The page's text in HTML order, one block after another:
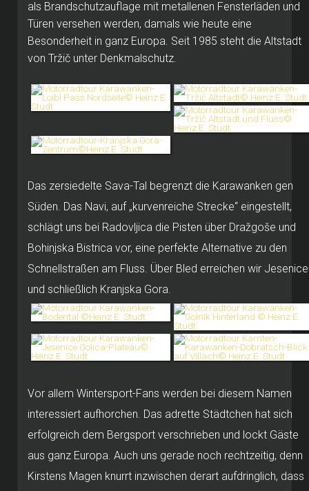
als Brandschutzauflage mit metallenen Fensterläden und
Türen versehen werden, damals wie heute eine
Besonderheit in ganz Europa. Seit 1985 steht die Altstadt
von Tržič unter Denkmalschutz.
Das zersiedelte Sava-Tal begrenzt die Karawanken gen
Süden. Das Navi, auf „kurvenreiche Strecke“ eingestellt,
schlägt uns bei Radovljica die Pisten über Dražgoše und
Bohinjska Bistrica vor, eine perfekte Alternative zu den
Schnellstraßen am Fluss. Über Bled erreichen wir Jesenice
und schließlich Kranjska Gora.
Vor allem Wintersport-Fans werden bei diesem Namen
interessiert aufhorchen. Das adrette Städtchen hat sich
erfolgreich dem Bergsport verschrieben und lockt Gäste
aus ganz Europa. Auch uns gerade noch rechtzeitig, denn
Kirstens Magen knurrt inzwischen derart aufdringlich, dass